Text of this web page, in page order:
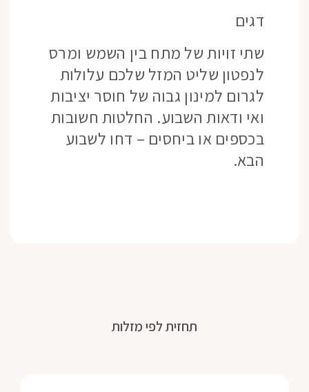
דגים
שתי זויות של מתח בין השמש ומרס
לנפטון שליט המזל שלכם עלולות
לגרום למינון גבוה של חוסר יציבות
ואי ודאות השבוע. החלטות חשובות
בכספים או ביחסים – דחו לשבוע
הבא.
תחזית לפי מזלות